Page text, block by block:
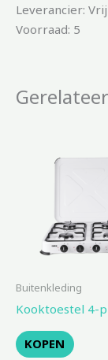
Leverancier:
Voorraad: 5
Buitenkleding
Kooktoestel 4-
KOPEN